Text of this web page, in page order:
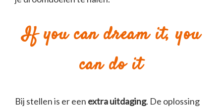
If you can dream it, you
can do it
Bij stellen is er een extra uitdaging. De oplossing